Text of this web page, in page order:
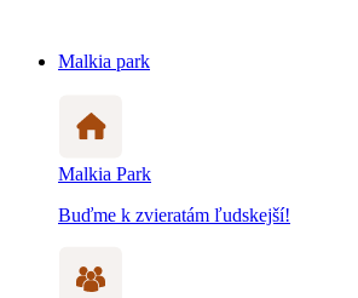
Malkia park
Malkia Park
Buďme k zvieratám ľudskejší!